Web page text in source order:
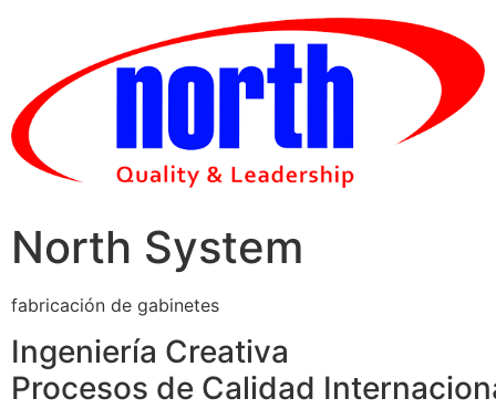
North System
fabricación de gabinetes
Ingeniería Creativa
Procesos de Calidad